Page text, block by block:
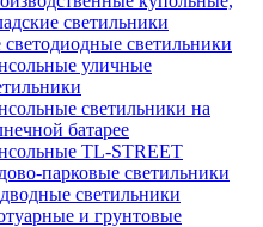
светильники
светильники
уличные
светильники на
батарее
TL-STREET
парковые светильники
светильники
и грунтовые